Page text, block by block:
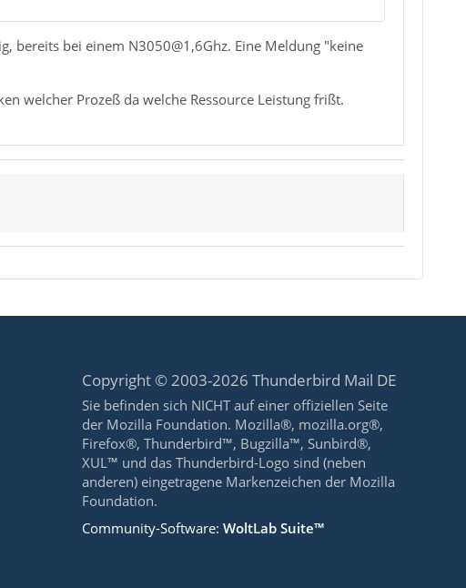
bereits bei einem N3050@1,6Ghz. Eine Meldung "keine
welcher Prozeß da welche Ressource Leistung frißt.
Copyright © 2003-2026 Thunderbird Mail DE
Sie befinden sich NICHT auf einer offiziellen Seite
der Mozilla Foundation. Mozilla®, mozilla.org®,
Firefox®, Thunderbird™, Bugzilla™, Sunbird®,
XUL™ und das Thunderbird-Logo sind (neben
anderen) eingetragene Markenzeichen der Mozilla
Foundation.
Community-Software:WoltLab Suite™